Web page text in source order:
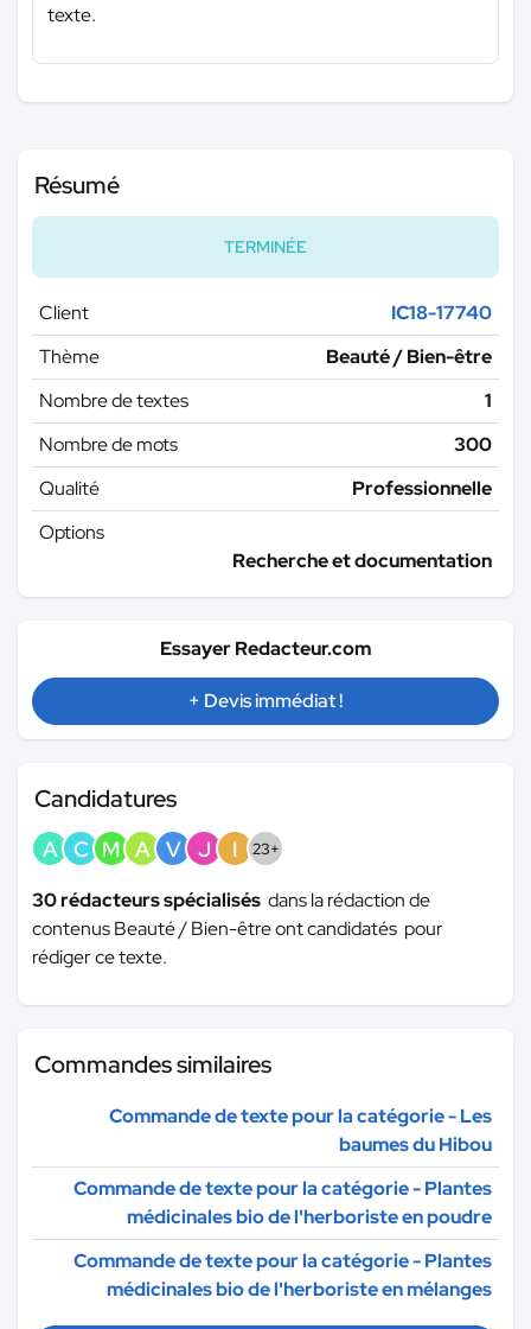
texte.
Résumé
TERMINÉE
Client
IC18-17740
Thème
Beauté / Bien-être
Nombre de textes
1
Nombre de mots
300
Qualité
Professionnelle
Options
Recherche et documentation
Essayer Redacteur.com
+ Devis immédiat !
Candidatures
A C M A V J I 23+
30 rédacteurs spécialisés dans la rédaction de
contenus Beauté / Bien-être ont candidatés pour
rédiger ce texte.
Commandes similaires
Commande de texte pour la catégorie - Les
baumes du Hibou
Commande de texte pour la catégorie - Plantes
médicinales bio de l'herboriste en poudre
Commande de texte pour la catégorie - Plantes
médicinales bio de l'herboriste en mélanges